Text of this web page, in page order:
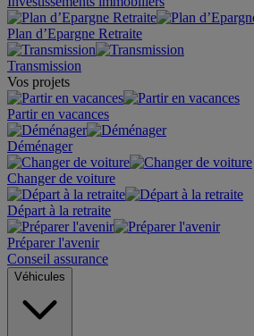
Plan d’Epargne Retraite
Transmission
Vos projets
Partir en vacances
Déménager
Changer de voiture
Départ à la retraite
Préparer l'avenir
Conseil assurance
Véhicules